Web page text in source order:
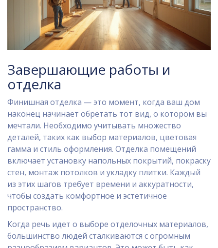
Завершающие работы и
отделка
Финишная отделка — это момент, когда ваш дом
наконец начинает обретать тот вид, о котором вы
мечтали. Необходимо учитывать множество
деталей, таких как выбор материалов, цветовая
гамма и стиль оформления. Отделка помещений
включает установку напольных покрытий, покраску
стен, монтаж потолков и укладку плитки. Каждый
из этих шагов требует времени и аккуратности,
чтобы создать комфортное и эстетичное
пространство.
Когда речь идет о выборе отделочных материалов,
большинство людей сталкиваются с огромным